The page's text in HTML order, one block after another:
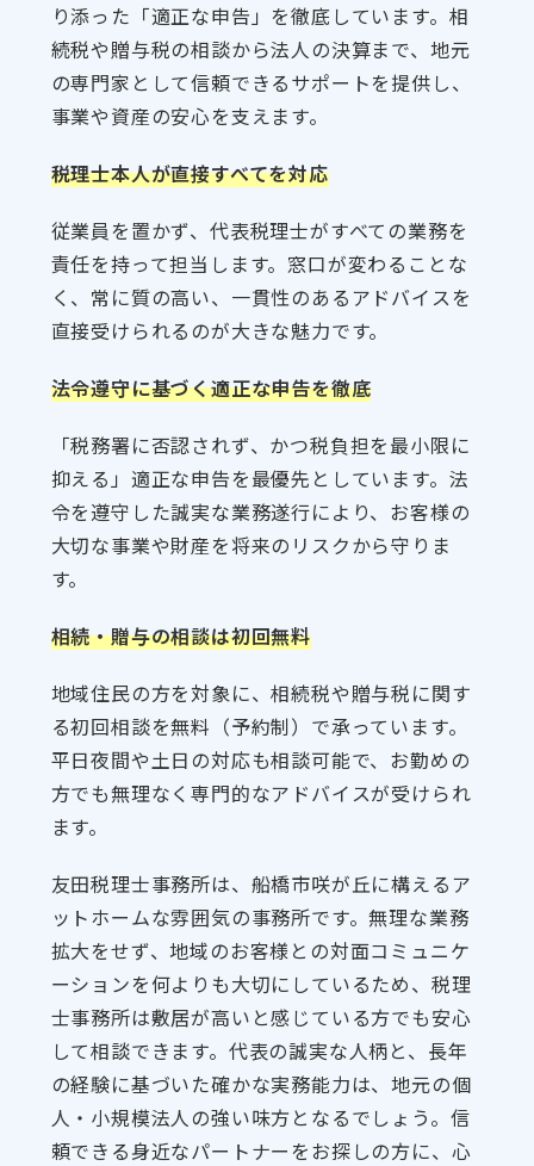
り添った「適正な申告」を徹底しています。相
続税や贈与税の相談から法人の決算まで、地元
の専門家として信頼できるサポートを提供し、
事業や資産の安心を支えます。
税理士本人が直接すべてを対応
従業員を置かず、代表税理士がすべての業務を
責任を持って担当します。窓口が変わることな
く、常に質の高い、一貫性のあるアドバイスを
直接受けられるのが大きな魅力です。
法令遵守に基づく適正な申告を徹底
「税務署に否認されず、かつ税負担を最小限に
抑える」適正な申告を最優先としています。法
令を遵守した誠実な業務遂行により、お客様の
大切な事業や財産を将来のリスクから守りま
す。
相続・贈与の相談は初回無料
地域住民の方を対象に、相続税や贈与税に関す
る初回相談を無料（予約制）で承っています。
平日夜間や土日の対応も相談可能で、お勤めの
方でも無理なく専門的なアドバイスが受けられ
ます。
友田税理士事務所は、船橋市咲が丘に構えるア
ットホームな雰囲気の事務所です。無理な業務
拡大をせず、地域のお客様との対面コミュニケ
ーションを何よりも大切にしているため、税理
士事務所は敷居が高いと感じている方でも安心
して相談できます。代表の誠実な人柄と、長年
の経験に基づいた確かな実務能力は、地元の個
人・小規模法人の強い味方となるでしょう。信
頼できる身近なパートナーをお探しの方に、心